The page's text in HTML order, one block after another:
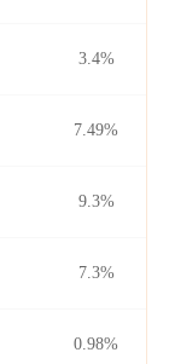
3.4%
7.49%
9.3%
7.3%
0.98%